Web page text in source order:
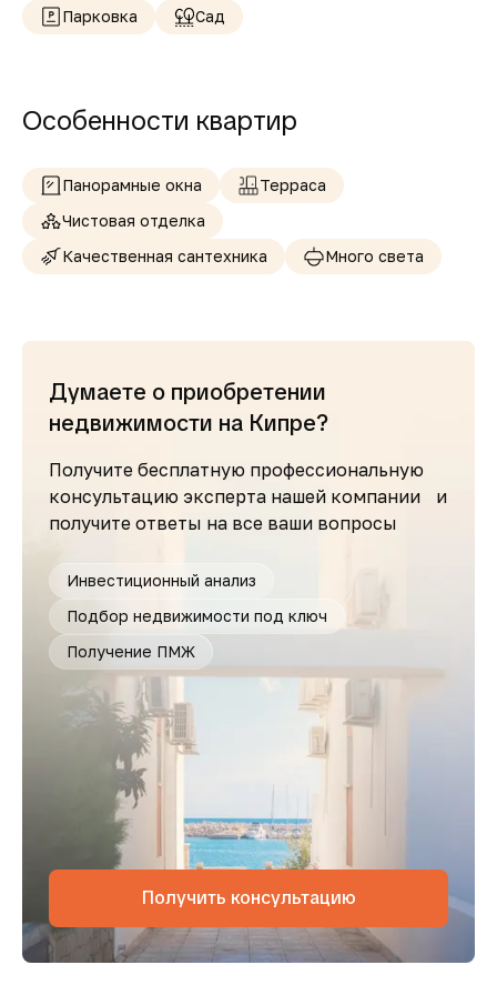
Парковка Сад
Особенности квартир
Панорамные окна
Терраса
Чистовая отделка
Качественная сантехника
Много света
Думаете о приобретении
недвижимости на Кипре?
Получите бесплатную профессиональную
консультацию эксперта нашей компании и
получите ответы на все ваши вопросы
Инвестиционный анализ
Подбор недвижимости под ключ
Получение ПМЖ
Получить консультацию